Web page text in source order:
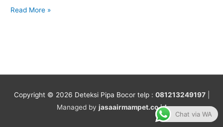
Read More »
Copyright © 2026 Deteksi Pipa Bocortelp : 081213249197|
Managed by jasaairmampet.co.id
Chat via WA